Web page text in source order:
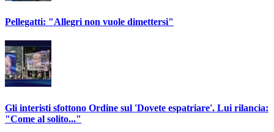
Pellegatti: "Allegri non vuole dimettersi"
Gli interisti sfottono Ordine sul 'Dovete espatriare'. Lui rilancia:
"Come al solito..."